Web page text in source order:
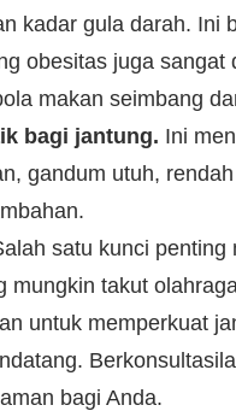
kadar gula darah. Ini
obesitas juga sangat
makan seimbang
bagi jantung. Ini
gandum utuh,
satu kunci
mungkin takut
untuk memperkuat
bagi Anda.